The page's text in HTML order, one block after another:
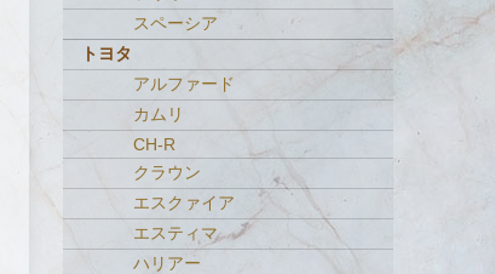
スペーシア
トヨタ
アルファード
カムリ
CH-R
クラウン
エスクァイア
エスティマ
ハリアー